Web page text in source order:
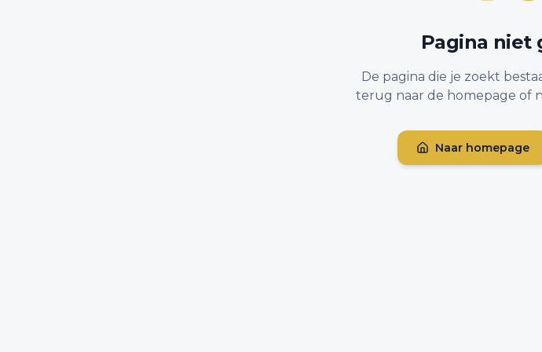
Pagina niet
De pagina die je zoekt
terug naar de homepage of
Naar homepage